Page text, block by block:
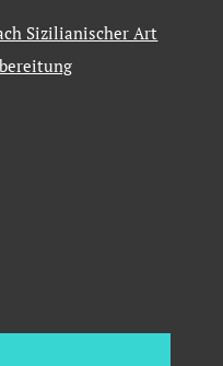
Sizilianischer Art